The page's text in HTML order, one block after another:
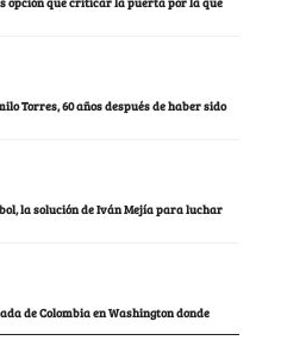
Torres, 60 años después de haber sido
la solución de Iván Mejía para luchar
de Colombia en Washington donde